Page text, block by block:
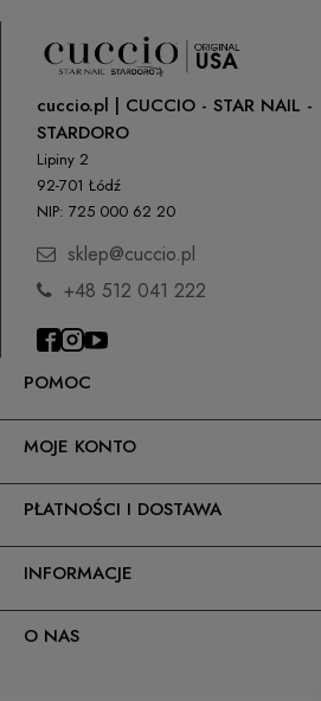
POMOC
MOJE KONTO
PŁATNOŚCI I DOSTAWA
INFORMACJE
O NAS
cuccio.pl | CUCCIO - STAR NAIL -
STARDORO
Lipiny 2
92-701 Łódź
NIP: 725 000 62 20
sklep@cuccio.pl
+48 512 041 222